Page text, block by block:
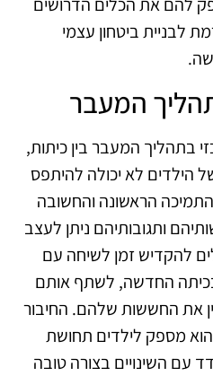
להם את הכלים הדרושים
לבניית ביטחון עצמי
המעבר
בתהליך המעבר בין כיתות,
לא יכולה להיתפס
הראשונה והחשובה
ותגובותיהם ניתן לעצב
להקדיש זמן לשיחה עם
החדשה, לשתף אותם
את החששות שלהם. החיבור
מספק לילדים תחושת
עם השינויים בצורה טובה